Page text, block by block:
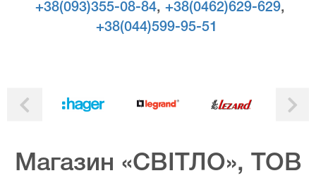
+38(093)355-08-84, +38(0462)629-629,
+38(044)599-95-51
Магазин «СВІТЛО», ТОВ